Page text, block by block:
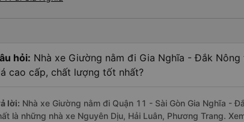
hỏi: Nhà xe Giường nằm đi Gia Nghĩa - Đắk
cao cấp, chất lượng tốt nhất?
lời: Nhà xe Giường nằm đi Quận 11 - Sài Gòn Gia Nghĩa -
là những nhà xe Nguyên Dịu, Hải Luân, Phương Trang.